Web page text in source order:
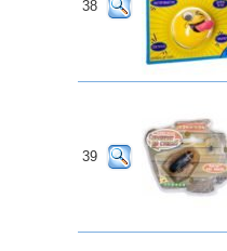
38
39